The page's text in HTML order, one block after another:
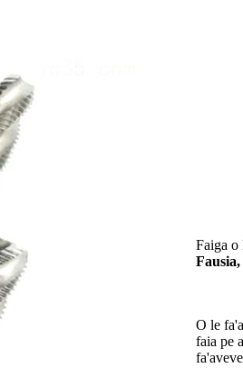
Faiga o
Fausia,
O le
faia pe